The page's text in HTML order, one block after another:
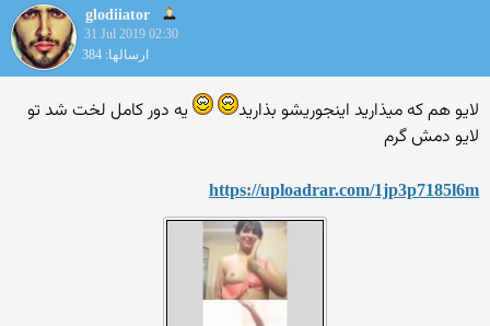
glodiiator
31 Jul 2019 02:30
ارسالها: 384
لایو هم که میذارید اینجوریشو بذارید
یه دور کامل لخت شد تو
لایو دمش گرم
https://uploadrar.com/1jp3p7185l6m